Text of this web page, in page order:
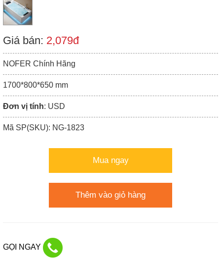
Giá bán: 2,079đ
NOFER Chính Hãng
1700*800*650 mm
Đơn vị tính: USD
Mã SP(SKU): NG-1823
Mua ngay
Thêm vào giỏ hàng
GỌI NGAY